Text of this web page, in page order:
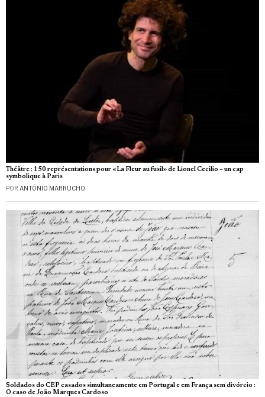
Théâtre : 150 représentations pour «La Fleur au fusil» de Lionel Cecilio – un cap
symbolique à Paris
POR ANTÓNIO MARRUCHO
Soldados do CEP casados simultaneamente em Portugal e em França sem divórcio :
O caso de João Marques Cardoso